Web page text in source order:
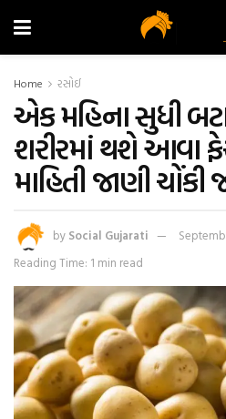
Home રસોઈ
એક મહિના સુધી
શરીરમાં થશે આવા
માહિતી જાણી
by Social Gujarati
Reading Time: 1 min read